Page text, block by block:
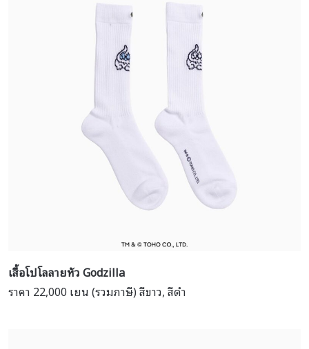
เสื้อโปโลลายหัวGodzilla
ราคา 22,000 เยน (รวมภาษี) สีขาว, สีดำ